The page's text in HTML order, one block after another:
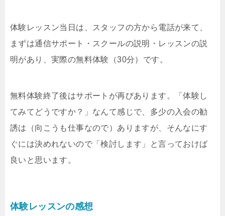
体験レッスン当日は、スタッフの方から電話が来て、
まずは通信サポート・スクールの説明・レッスンの説
明があり、実際の無料体験（30分）です。
無料体験終了後はサポートが再びあります。「体験し
てみてどうですか？」なんて感じで、多少の入会の勧
誘は（向こうも仕事なので）ありますが、そんなにす
ぐには決めれないので「検討します」と言っておけば
良いと思います。
体験レッスンの感想